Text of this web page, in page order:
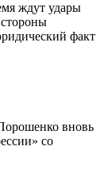
ждут удары
факт
вновь
со